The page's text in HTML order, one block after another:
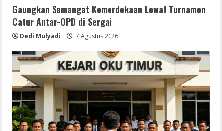
5
Mengabdi Tanpa Pamrih, Abah Emong
(81) Penjaga Pondok dan Marbot
Masjid YAMQU Diberangkatkan Umrah
6 Agustus 2026
Gaungkan Semangat Kemerdekaan Lewat Turnamen
Catur Antar-OPD di Sergai
Dedi Mulyadi 7 Agustus 2026